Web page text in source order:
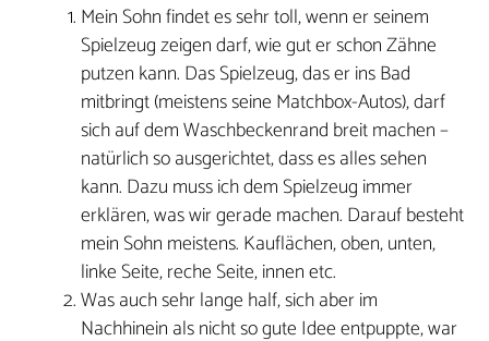
Mein Sohn findet es sehr toll, wenn er seinem
Spielzeug zeigen darf, wie gut er schon Zähne
putzen kann. Das Spielzeug, das er ins Bad
mitbringt (meistens seine Matchbox-Autos), darf
sich auf dem Waschbeckenrand breit machen –
natürlich so ausgerichtet, dass es alles sehen
kann. Dazu muss ich dem Spielzeug immer
erklären, was wir gerade machen. Darauf besteht
mein Sohn meistens. Kauflächen, oben, unten,
linke Seite, reche Seite, innen etc.
Was auch sehr lange half, sich aber im
Nachhinein als nicht so gute Idee entpuppte, war